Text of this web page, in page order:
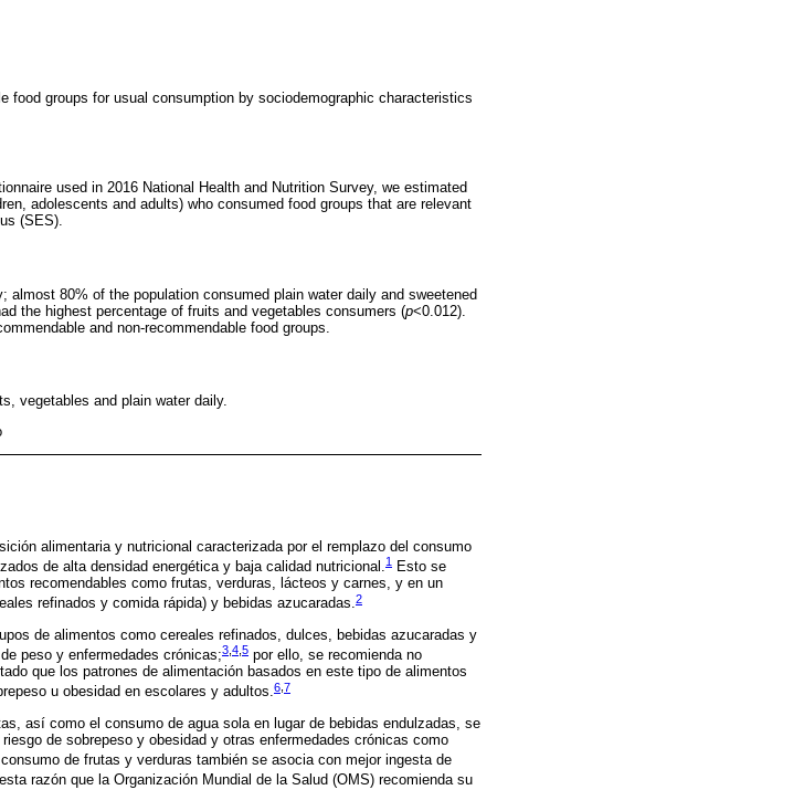
food groups for usual consumption by sociodemographic characteristics
used in 2016 National Health and Nutrition Survey, we estimated
adolescents and adults) who consumed food groups that are relevant
(SES).
almost 80% of the population consumed plain water daily and sweetened
the highest percentage of fruits and vegetables consumers (p<0.012).
and non-recommendable food groups.
vegetables and plain water daily.
alimentaria y nutricional caracterizada por el remplazo del consumo
de alta densidad energética y baja calidad nutricional.1
Esto se
recomendables como frutas, verduras, lácteos y carnes, y en un
refinados y comida rápida) y bebidas azucaradas.2
de alimentos como cereales refinados, dulces, bebidas azucaradas y
peso y enfermedades crónicas;3 4 5 por ello, se recomienda no
que los patrones de alimentación basados en este tipo de alimentos
u obesidad en escolares y adultos.6 7
así como el consumo de agua sola en lugar de bebidas endulzadas, se
de sobrepeso y obesidad y otras enfermedades crónicas como
de frutas y verduras también se asocia con mejor ingesta de
razón que la Organización Mundial de la Salud (OMS) recomienda su